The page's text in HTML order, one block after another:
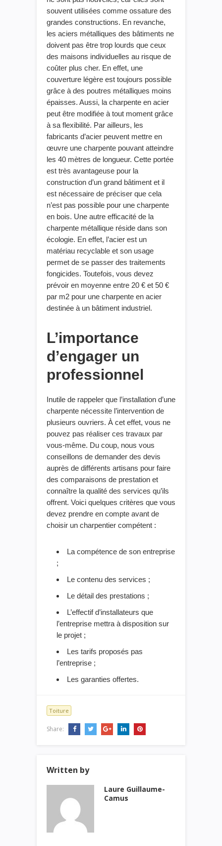
souvent utilisées comme ossature des
grandes constructions. En revanche,
les aciers métalliques des bâtiments ne
doivent pas être trop lourds que ceux
des maisons individuelles au risque de
coûter plus cher. En effet, une
couverture légère est toujours possible
grâce à des poutres métalliques moins
épaisses. Aussi, la charpente en acier
peut être modifiée à tout moment grâce
à sa flexibilité. Par ailleurs, les
fabricants d’acier peuvent mettre en
œuvre une charpente pouvant atteindre
les 40 mètres de longueur. Cette portée
est très avantageuse pour la
construction d’un grand bâtiment et il
est nécessaire de préciser que cela
n’est pas possible pour une charpente
en bois. Une autre efficacité de la
charpente métallique réside dans son
écologie. En effet, l’acier est un
matériau recyclable et son usage
permet de se passer des traitements
fongicides. Toutefois, vous devez
prévoir en moyenne entre 20 € et 50 €
par m2 pour une charpente en acier
destinée à un bâtiment industriel.
L’importance
d’engager un
professionnel
Inutile de rappeler que l’installation d’une
charpente nécessite l’intervention de
plusieurs ouvriers. À cet effet, vous ne
pouvez pas réaliser ces travaux par
vous-même. Du coup, nous vous
conseillons de demander des devis
auprès de différents artisans pour faire
des comparaisons de prestation et
connaître la qualité des services qu’ils
offrent. Voici quelques critères que vous
devez prendre en compte avant de
choisir un charpentier compétent :
La compétence de son entreprise
;
Le contenu des services ;
Le détail des prestations ;
L’effectif d’installateurs que
l’entreprise mettra à disposition sur
le projet ;
Les tarifs proposés pas
l’entreprise ;
Les garanties offertes.
Toiture
Share:
Written by
Laure Guillaume-
Camus